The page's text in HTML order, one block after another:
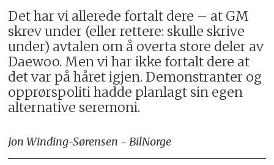
Det har vi allerede fortalt dere – at GM
skrev under (eller rettere: skulle skrive
under) avtalen om å overta store deler av
Daewoo. Men vi har ikke fortalt dere at
det var på håret igjen. Demonstranter og
opprørspoliti hadde planlagt sin egen
alternative seremoni.
Jon Winding-Sørensen - BilNorge